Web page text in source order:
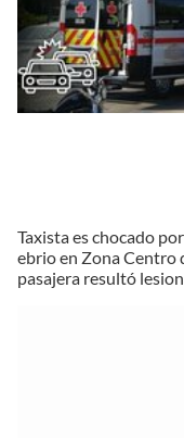
Taxista es chocado
ebrio en Zona Centro
pasajera resultó